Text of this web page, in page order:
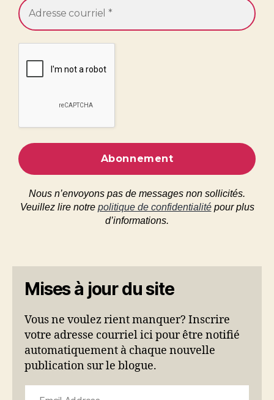
Nous n’envoyons pas de messages non sollicités.
Veuillez lire notre politique de confidentialitépour plus
d’informations.
Mises à jour du site
Vous ne voulez rient manquer? Inscrire
votre adresse courriel ici pour être notifié
automatiquement à chaque nouvelle
publication sur le blogue.
Email Address